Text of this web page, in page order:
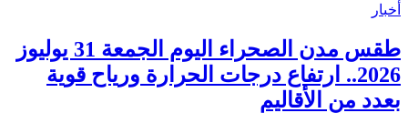
أخبار
طقس مدن الصحراء اليوم الجمعة 31 يوليوز
2026.. ارتفاع درجات الحرارة ورياح قوية
بعدد من الأقاليم